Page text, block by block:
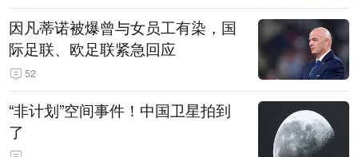
因凡蒂诺被爆曾与女员工有染，国
际足联、欧足联紧急回应
52
“非计划”空间事件！中国卫星拍到
了